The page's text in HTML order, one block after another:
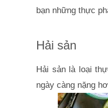
bạn những thực
Hải sản
Hải sản là loại
ngày càng nặng